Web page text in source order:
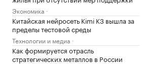
Экономика
Китайская нейросеть Kimi K3 вышла за
пределы тестовой среды
Технологии и медиа
Как формируется отрасль
стратегических металлов в России